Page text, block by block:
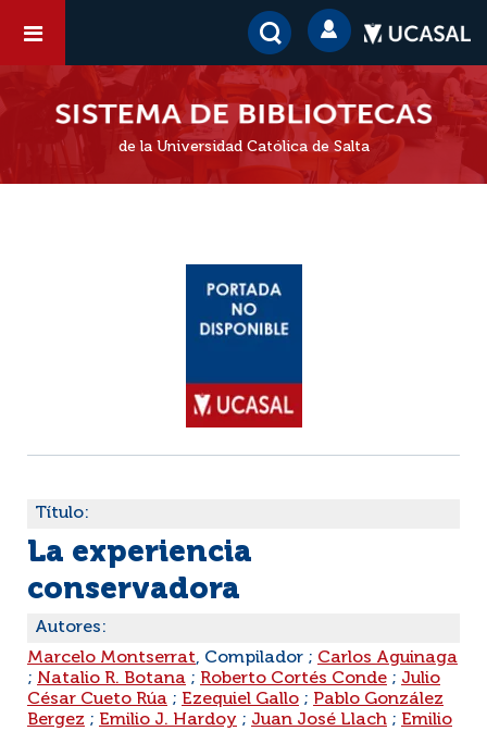
de la Universidad Católica de Salta
Título:
La experiencia
conservadora
Autores:
Marcelo Montserrat, Compilador ; Carlos Aguinaga
; Natalio R. Botana ; Roberto Cortés Conde ; Julio
César Cueto Rúa ; Ezequiel Gallo ; Pablo González
Bergez ; Emilio J. Hardoy ; Juan José Llach ; Emilio